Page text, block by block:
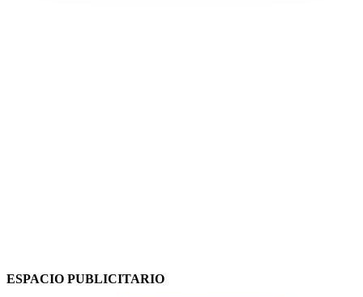
ESPACIO PUBLICITARIO